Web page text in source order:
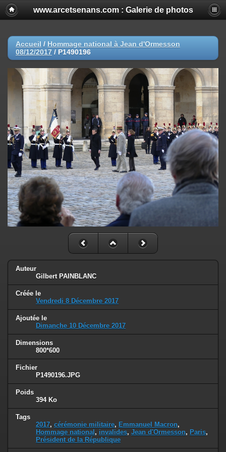
www.arcetsenans.com : Galerie de photos
Accueil / Hommage national à Jean d'Ormesson
08/12/2017 / P1490196
Auteur
Gilbert PAINBLANC
Créée le
Vendredi 8 Décembre 2017
Ajoutée le
Dimanche 10 Décembre 2017
Dimensions
800*600
Fichier
P1490196.JPG
Poids
394 Ko
Tags
2017, cérémonie militaire, Emmanuel Macron,
Hommage national , invalides, Jean d'Ormesson, Paris,
Président de la République